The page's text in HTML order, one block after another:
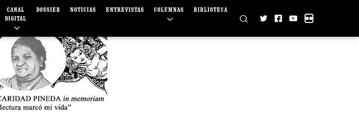
CANAL
DIGITAL
DOSSIER NOTICIAS ENTREVISTAS COLUMNAS BIBLIOTECA